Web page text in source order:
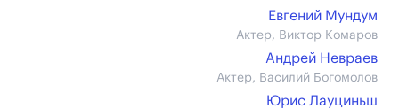
Евгений Мундум
Актер, Виктор Комаров
Андрей Невраев
Актер, Василий Богомолов
Юрис Лауциньш